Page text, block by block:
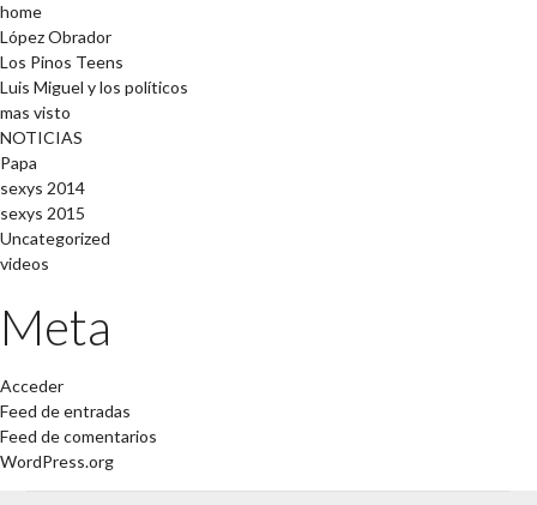
home
López Obrador
Los Pinos Teens
Luis Miguel y los políticos
mas visto
NOTICIAS
Papa
sexys 2014
sexys 2015
Uncategorized
videos
Meta
Acceder
Feed de entradas
Feed de comentarios
WordPress.org